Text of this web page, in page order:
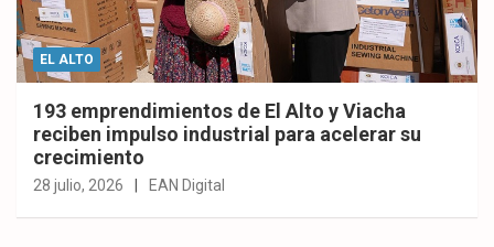
EL ALTO
193 emprendimientos de El Alto y Viacha
reciben impulso industrial para acelerar su
crecimiento
28 julio, 2026 EAN Digital